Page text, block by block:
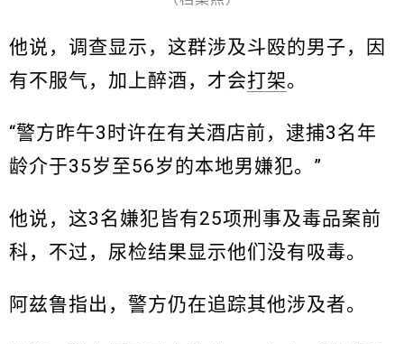
他说，调查显示，这群涉及斗殴的男子，因
有不服气，加上醉酒，才会打架。
“警方昨午3时许在有关酒店前，逮捕3名年
龄介于35岁至56岁的本地男嫌犯。”
他说，这3名嫌犯皆有25项刑事及毒品案前
科，不过，尿检结果显示他们没有吸毒。
阿兹鲁指出，警方仍在追踪其他涉及者。